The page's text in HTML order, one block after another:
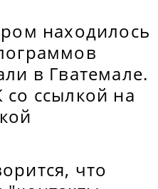
находилось
в Гватемале.
ссылкой на
что